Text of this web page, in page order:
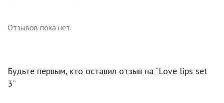
Отзывов пока нет.
Будьте первым, кто оставил отзыв на “Love lips set
3”